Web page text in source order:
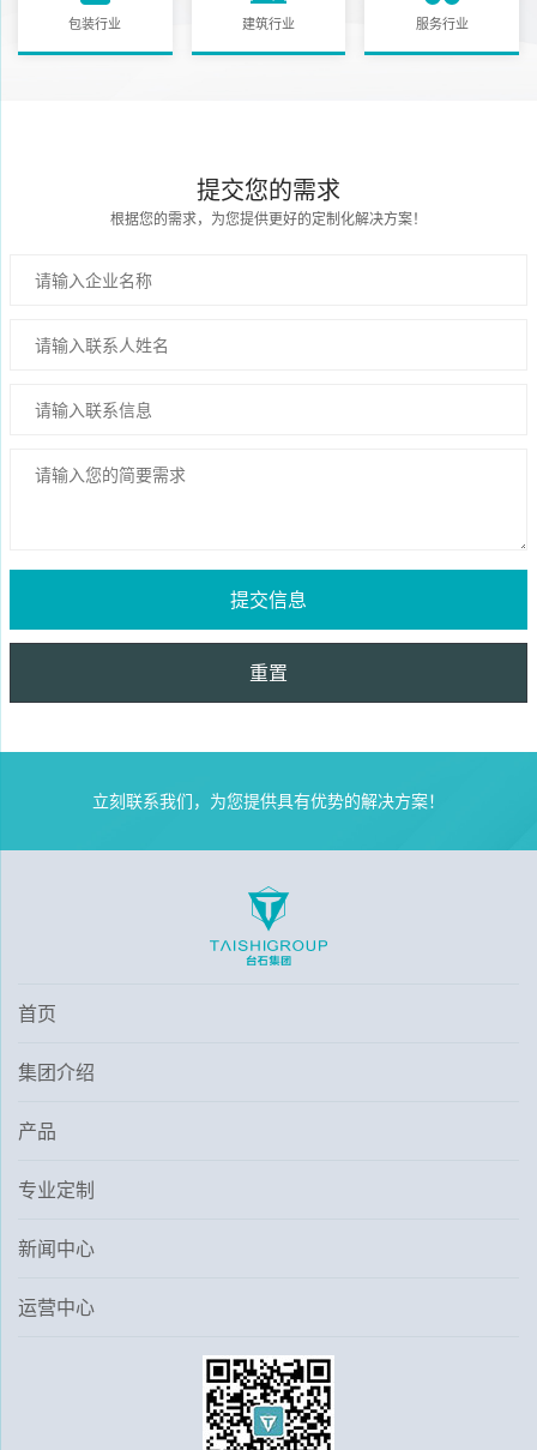
包装行业 建筑行业 服务行业
提交您的需求
根据您的需求，为您提供更好的定制化解决方案！
提交信息
重置
立刻联系我们， 为您提供具有优势的解决方案！
首页
集团介绍
产品
专业定制
新闻中心
运营中心